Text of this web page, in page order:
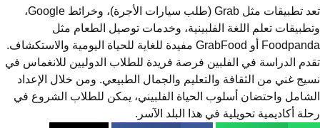
تعد تطبيقات مثل Grab (طلب سيارات الأجرة)، وخرائط Google،
وتطبيقات تعلم اللغة الفلبينية، وخدمات توصيل الطعام مثل
Foodpanda أو GrabFood مفيدة للغاية للحياة اليومية والاستكشاف.
تقدم الدراسة في الفلبين فرصة فريدة للطلاب الدوليين للانغماس في
نسيج غني من الثقافة والتعليم والجمال الطبيعي. ومن خلال الإعداد
الشامل واحتضان أسلوب الحياة الفلبيني، يمكن للطلاب الشروع في
رحلة أكاديمية تحويلية في هذا البلد الآسر.